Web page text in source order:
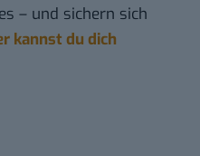
– und sichern sich
kannst du dich